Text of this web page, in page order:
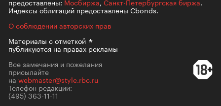
Индексы облигаций предоставлены Cbonds.
О соблюдении авторских прав
Материалы сотметкой
публикуются на правах рекламы
Все замечания и пожелания
присылайте
на webmaster@style.rbc.ru
Телефон редакции:
(495) 363-11-11